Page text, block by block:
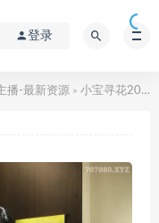
登录
播-最新资源 > 小宝寻花2021070301巨乳